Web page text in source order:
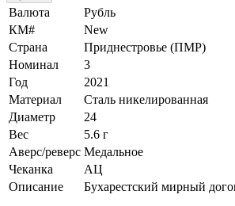
Валюта
Рубль
КМ#
New
Страна
Приднестровье (ПМР)
Номинал
3
Год
2021
Материал
Сталь никелированная
Диаметр
24
Вес
5.6 г
Аверс/реверс Медальное
Чеканка
АЦ
Описание
Бухарестский мирный